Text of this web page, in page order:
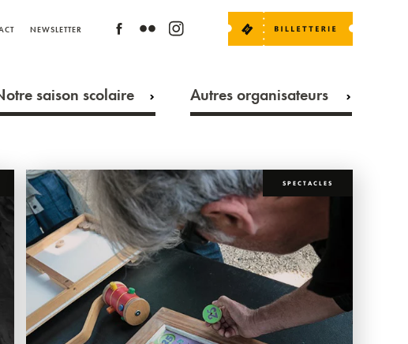
NEWSLETTER
saison scolaire Autres organisateurs
SPECTACLES